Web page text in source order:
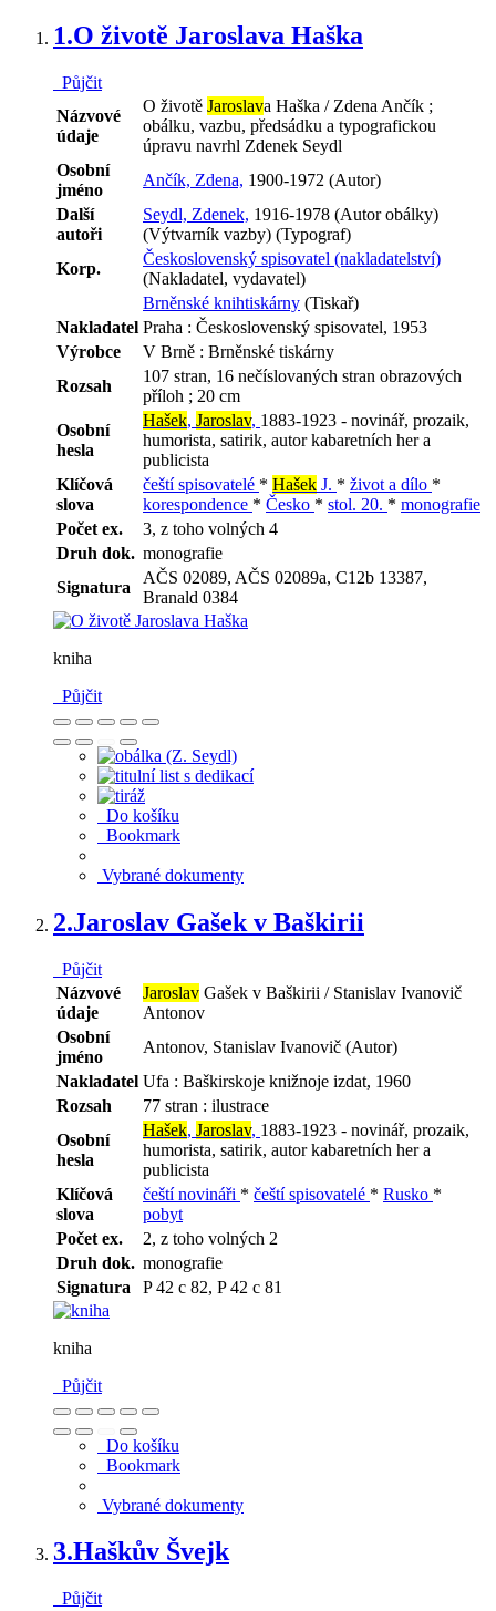
1.O životě Jaroslava Haška
Půjčit
Názvové
údaje
O životě Jaroslava Haška / Zdena Ančík ;
obálku, vazbu, předsádku a typografickou
úpravu navrhl Zdenek Seydl
Osobní
jméno
Ančík, Zdena, 1900-1972 (Autor)
Další
autoři
Seydl, Zdenek, 1916-1978 (Autor obálky)
(Výtvarník vazby) (Typograf)
Korp.
Československý spisovatel (nakladatelství)
(Nakladatel, vydavatel)
Brněnské knihtiskárny (Tiskař)
Nakladatel Praha : Československý spisovatel, 1953
Výrobce
V Brně : Brněnské tiskárny
Rozsah
107 stran, 16 nečíslovaných stran obrazových
příloh ; 20 cm
Osobní
hesla
Hašek, Jaroslav, 1883-1923 - novinář, prozaik,
humorista, satirik, autor kabaretních her a
publicista
Klíčová
slova
čeští spisovatelé * Hašek J. * život a dílo *
korespondence * Česko * stol. 20. * monografie
Počet ex.
3, z toho volných 4
Druh dok. monografie
Signatura
AČS 02089, AČS 02089a, C12b 13387,
Branald 0384
kniha
Půjčit
Do košíku
Bookmark
Vybrané dokumenty
2.Jaroslav Gašek v Baškirii
Půjčit
Názvové
údaje
Jaroslav Gašek v Baškirii / Stanislav Ivanovič
Antonov
Osobní
jméno
Antonov, Stanislav Ivanovič (Autor)
Nakladatel Ufa : Baškirskoje knižnoje izdat, 1960
Rozsah
77 stran : ilustrace
Osobní
hesla
Hašek, Jaroslav, 1883-1923 - novinář, prozaik,
humorista, satirik, autor kabaretních her a
publicista
Klíčová
slova
čeští novináři * čeští spisovatelé * Rusko *
pobyt
Počet ex.
2, z toho volných 2
Druh dok. monografie
Signatura
P 42 c 82, P 42 c 81
kniha
Půjčit
Do košíku
Bookmark
Vybrané dokumenty
3.Haškův Švejk
Půjčit